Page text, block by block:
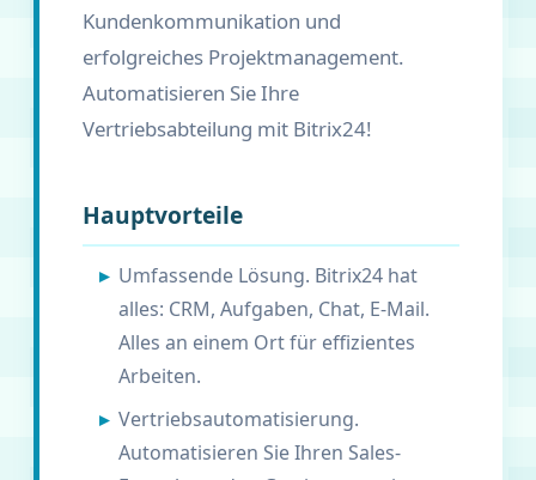
Kundenkommunikation und
erfolgreiches Projektmanagement.
Automatisieren Sie Ihre
Vertriebsabteilung mit Bitrix24!
Hauptvorteile
Umfassende Lösung. Bitrix24 hat
alles: CRM, Aufgaben, Chat, E-Mail.
Alles an einem Ort für effizientes
Arbeiten.
Vertriebsautomatisierung.
Automatisieren Sie Ihren Sales-